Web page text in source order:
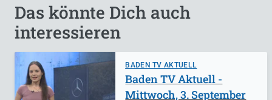
Das könnte Dich auch
interessieren
BADEN TV AKTUELL
Baden TV Aktuell -
Mittwoch, 3. September